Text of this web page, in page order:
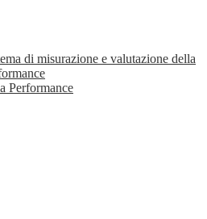
di misurazione e valutazione della
Performance